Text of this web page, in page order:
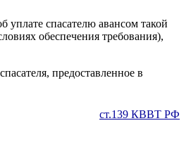
спасателю авансом такой
обеспечения требования),
предоставленное в
ст.139 КВВТ РФ